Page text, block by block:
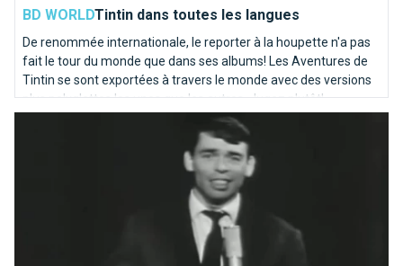
BD WORLDTintin dans toutes les langues
De renommée internationale, le reporter à la houpette n'a pas
fait le tour du monde que dans ses albums! Les Aventures de
Tintin se sont exportées à travers le monde avec des versions
plus polyglottes les unes que les autres. Jugez plutôt!